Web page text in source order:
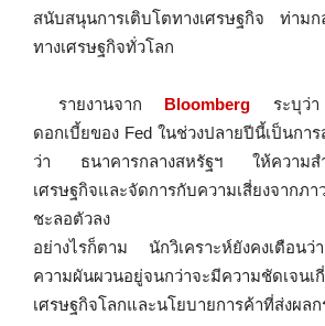
สนับสนุนการเติบโตทางเศรษฐกิจ ท่าม
ทางเศรษฐกิจทั่วโลก
รายงานจาก Bloomberg ระบุว่า
ดอกเบี้ยของ Fed ในช่วงปลายปีนี้เป็นก
ว่า ธนาคารกลางสหรัฐฯ ให้ความสำ
เศรษฐกิจและจัดการกับความเสี่ยงจากภา
ชะลอตัวลง
อย่างไรก็ตาม นักวิเคราะห์ยังคงเตือน
ความผันผวนอยู่จนกว่าจะมีความชัดเจนเ
เศรษฐกิจโลกและนโยบายการค้าที่ส่งผล